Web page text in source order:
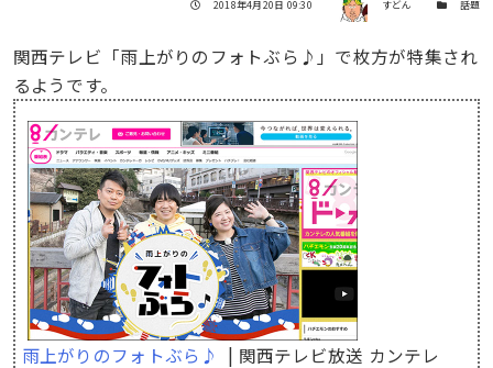
投稿日
2018年4月20日 09:30 すどん カテゴリー
話題
関西テレビ「雨上がりのフォトぶら♪」で枚方が特集され
るようです。
雨上がりのフォトぶら♪ | 関西テレビ放送 カンテレ